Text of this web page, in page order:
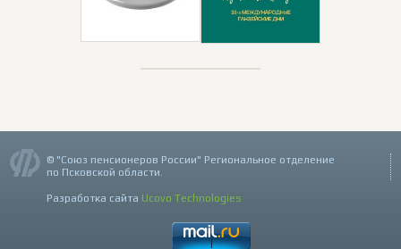
© "Союз пенсионеров России" Региональное отделение
по Псковской области.
Разработка сайта Ucovo Technologies